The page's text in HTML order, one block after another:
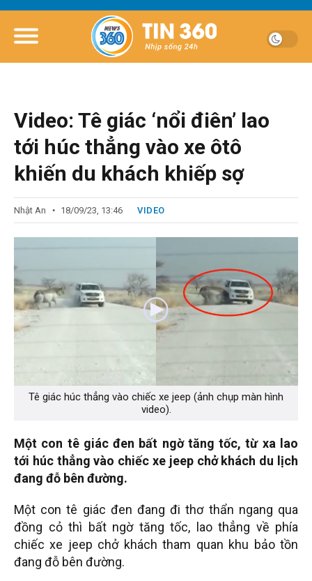
Video: Tê giác ‘nổi điên’ lao
tới húc thẳng vào xe ôtô
khiến du khách khiếp sợ
Nhật An 18/09/23, 13:46 VIDEO
Tê giác húc thẳng vào chiếc xe jeep (ảnh chụp màn hình
video).
Một con tê giác đen bất ngờ tăng tốc, từ xa lao
tới húc thẳng vào chiếc xe jeep chở khách du lịch
đang đỗ bên đường.
Một con tê giác đen đang đi thơ thẩn ngang qua
đồng cỏ thì bất ngờ tăng tốc, lao thẳng về phía
chiếc xe jeep chở khách tham quan khu bảo tồn
đang đỗ bên đường.